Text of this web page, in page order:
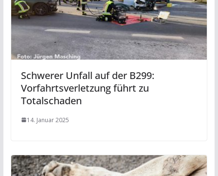
Schwerer Unfall auf der B299:
Vorfahrtsverletzung führt zu
Totalschaden
14. Januar 2025